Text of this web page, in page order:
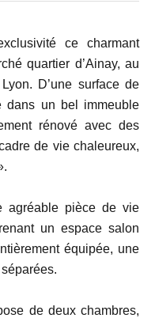
ce charmant
quartier d’Ainay, au
D’une surface de
dans un bel immeuble
rénové avec des
de vie chaleureux,
agréable pièce de vie
un espace salon
équipée, une
de deux chambres,